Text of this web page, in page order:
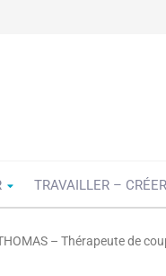
TRAVAILLER –
– Thérapeute de